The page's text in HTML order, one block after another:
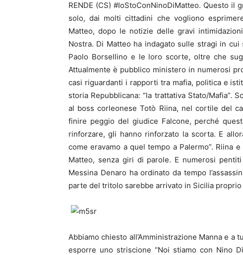
RENDE (CS) #IoStoConNinoDiMatteo. Questo
solo, dai molti cittadini che vogliono
Matteo, dopo le notizie delle gravi
Nostra. Di Matteo ha indagato sulle stragi in
Paolo Borsellino e le loro scorte, oltre che
Attualmente è pubblico ministero in numerosi
casi riguardanti i rapporti tra mafia, politica e
storia Repubblicana: “la trattativa Stato/Mafia”.
al boss corleonese Totò Riina, nel cortile del
finire peggio del giudice Falcone, perché
rinforzare, gli hanno rinforzato la scorta. E
come eravamo a quel tempo a Palermo”. Riina
Matteo, senza giri di parole. E numerosi
Messina Denaro ha ordinato da tempo
parte del tritolo sarebbe arrivato in Sicilia proprio
Abbiamo chiesto all’Amministrazione Manna e
esporre uno striscione “Noi stiamo con Nino